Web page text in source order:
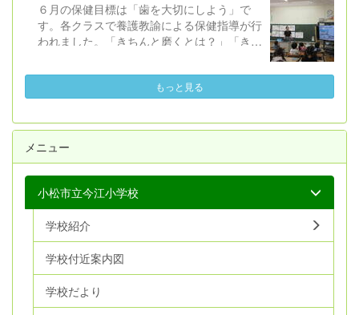
６月の保健目標は「歯を大切にしよう」で
す。各クラスで養護教諭による保健指導が行
われました。「きちんと磨くとは？」「きち
がら、みんな真剣に取り組んでいました。日
常的に続けていけるといいですね。歯みがき
います。 １年生の教室では、「第
ていました。
もっと見る
メニュー
小松市立今江小学校
学校紹介
学校付近案内図
学校だより